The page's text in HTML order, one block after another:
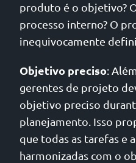
produto é o objetivo?
processo interno? O
inequivocamente
Objetivo preciso:
gerentes de projeto
objetivo preciso
planejamento. Isso
que todas as tarefas e
harmonizadas com o